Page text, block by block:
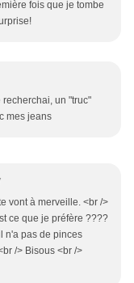
fois que je tombe
recherchai, un "truc"
mes jeans
vont à merveille. <br />
ce que je préfère ????
n'a pas de pinces
/> Bisous <br />